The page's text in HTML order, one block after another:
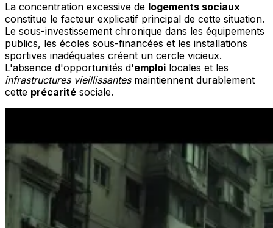
La concentration excessive de logements sociaux
constitue le facteur explicatif principal de cette situation.
Le sous-investissement chronique dans les équipements
publics, les écoles sous-financées et les installations
sportives inadéquates créent un cercle vicieux.
L'absence d'opportunités d'emploi locales et les
infrastructures vieillissantesmaintiennent durablement
cette précarité sociale.